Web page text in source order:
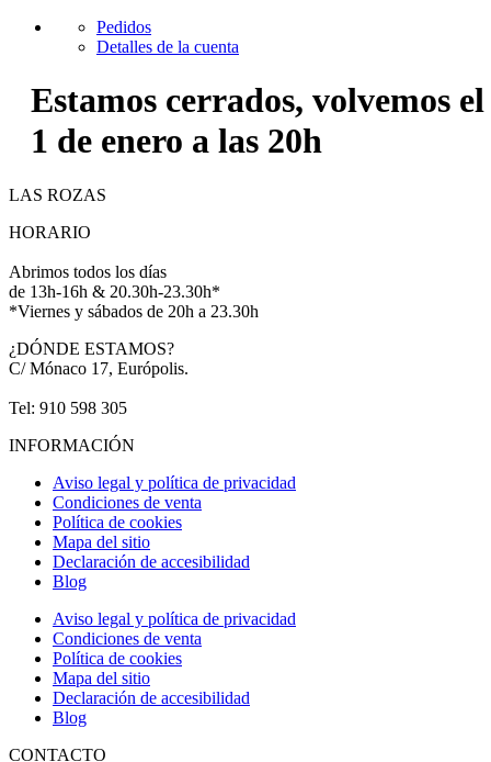
Pedidos
Detalles de la cuenta
Estamos cerrados, volvemos el
1 de enero a las 20h
LAS ROZAS
HORARIO
Abrimos todos los días
de 13h-16h & 20.30h-23.30h*
*Viernes y sábados de 20h a 23.30h
¿DÓNDE ESTAMOS?
C/ Mónaco 17, Európolis.
Tel: 910 598 305
INFORMACIÓN
Aviso legal y política de privacidad
Condiciones de venta
Política de cookies
Mapa del sitio
Declaración de accesibilidad
Blog
Aviso legal y política de privacidad
Condiciones de venta
Política de cookies
Mapa del sitio
Declaración de accesibilidad
Blog
CONTACTO